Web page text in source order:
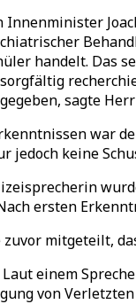
Innenminister
handelt. Das
sagte
war
jedoch keine
ersten
mitgeteilt,
Laut einem
von